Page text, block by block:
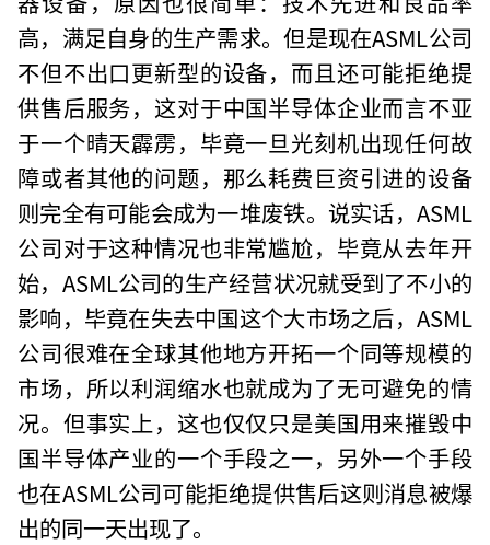
高，满足自身的生产需求。但是现在ASML公司
不但不出口更新型的设备，而且还可能拒绝提
供售后服务，这对于中国半导体企业而言不亚
于一个晴天霹雳，毕竟一旦光刻机出现任何故
障或者其他的问题，那么耗费巨资引进的设备
则完全有可能会成为一堆废铁。说实话，ASML
公司对于这种情况也非常尴尬，毕竟从去年开
始，ASML公司的生产经营状况就受到了不小的
影响，毕竟在失去中国这个大市场之后，ASML
公司很难在全球其他地方开拓一个同等规模的
市场，所以利润缩水也就成为了无可避免的情
况。但事实上，这也仅仅只是美国用来摧毁中
国半导体产业的一个手段之一，另外一个手段
也在ASML公司可能拒绝提供售后这则消息被爆
出的同一天出现了。